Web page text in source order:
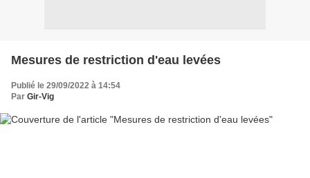
Mesures de restriction d'eau levées
Publié le 29/09/2022 à 14:54
Par Gir-Vig